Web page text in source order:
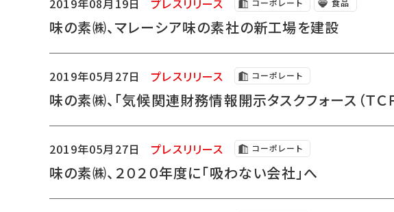
コーポレート 食品
味の素㈱、マレーシア味の素社の新工場を建設
2019年05月27日 プレスリリース コーポレート
味の素㈱、「気候関連財務情報開示タスクフォース（Ｔ
2019年05月27日 プレスリリース コーポレート
味の素㈱、２０２０年度に「吸わない会社」へ